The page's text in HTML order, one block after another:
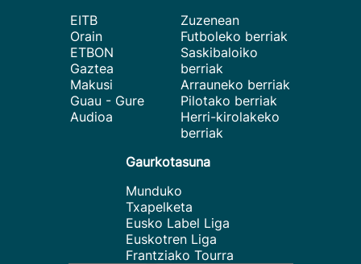
EITB
Orain
ETBON
Gaztea
Makusi
Guau - Gure
Audioa
Zuzenean
Futboleko berriak
Saskibaloiko
berriak
Arrauneko berriak
Pilotako berriak
Herri-kirolakeko
berriak
Gaurkotasuna
Munduko
Txapelketa
Eusko Label Liga
Euskotren Liga
Frantziako Tourra